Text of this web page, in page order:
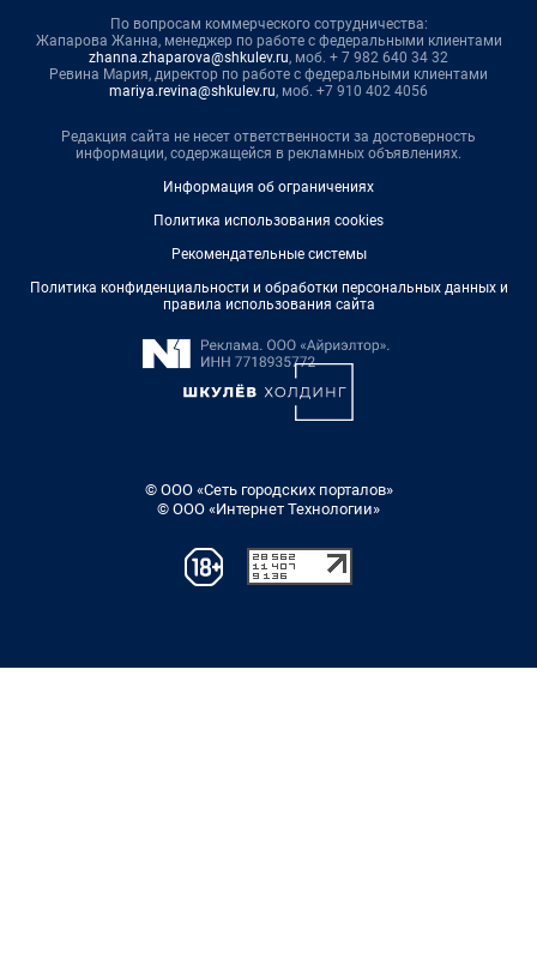
По вопросам коммерческого сотрудничества:
Жапарова Жанна, менеджер по работе с федеральными клиентами
zhanna.zhaparova@shkulev.ru, моб. + 7 982 640 34 32
Ревина Мария, директор по работе с федеральными клиентами
mariya.revina@shkulev.ru, моб. +7 910 402 4056
Редакция сайта не несет ответственности за достоверность
информации, содержащейся в рекламных объявлениях.
Информация об ограничениях
Политика использования cookies
Рекомендательные системы
Политика конфиденциальности и обработки персональных данных и
правила использования сайта
© ООО «Сеть городских порталов»
© ООО «Интернет Технологии»